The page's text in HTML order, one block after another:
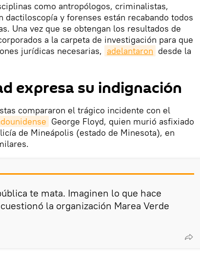
como antropólogos, criminalistas,
dactiloscopía y forenses están recabando todos
Una vez que se obtengan los resultados de
a la carpeta de investigación para que
jurídicas necesarias, adelantaron desde la
expresa su indignación
compararon el trágico incidente con el
George Floyd, quien murió asfixiado
de Mineápolis (estado de Minesota), en
te mata. Imaginen lo que hace
la organización Marea Verde